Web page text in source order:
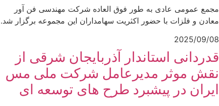
مجمع عمومی عادی به طور فوق العاده شرکت مهندسی فن آور
معادن و فلزات با حضور اکثریت سهامداران این مجموعه برگزار شد.
2025/09/08
قدردانی استاندار آذربایجان شرقی از
نقش موثر مدیرعامل شرکت ملی مس
ایران در پیشبرد طرح های توسعه ای